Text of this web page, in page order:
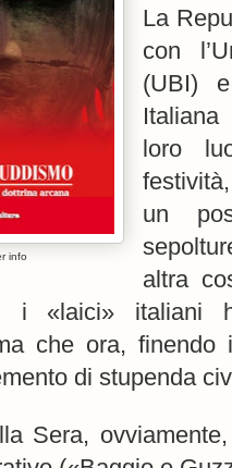
info
La
con
(UBI)
Italiana
loro
un
altra
«laici» italiani
che ora, finendo
di stupenda
Sera,